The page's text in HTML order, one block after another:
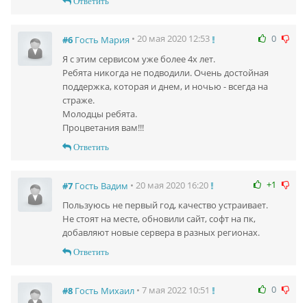
0
#6 Гость Мария • 20 мая 2020 12:53
Я с этим сервисом уже более 4х лет.
Ребята никогда не подводили. Очень достойная
поддержка, которая и днем, и ночью - всегда на
страже.
Молодцы ребята.
Процветания вам!!!
Ответить
+1
#7 Гость Вадим • 20 мая 2020 16:20
Пользуюсь не первый год, качество устраивает.
Не стоят на месте, обновили сайт, софт на пк,
добавляют новые сервера в разных регионах.
Ответить
0
#8 Гость Михаил • 7 мая 2022 10:51